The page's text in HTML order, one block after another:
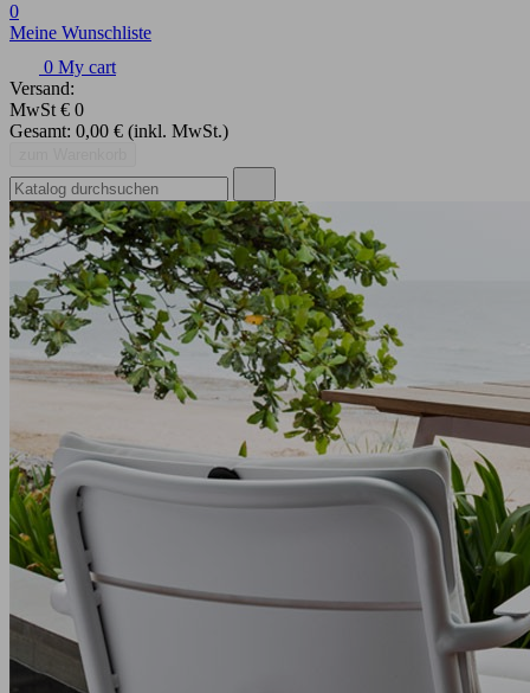
0
Meine Wunschliste
0 My cart
Versand:
MwSt € 0
Gesamt: 0,00 € (inkl. MwSt.)